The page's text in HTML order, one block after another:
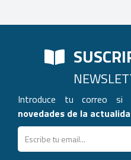
Introduce tu correo si
novedades de la